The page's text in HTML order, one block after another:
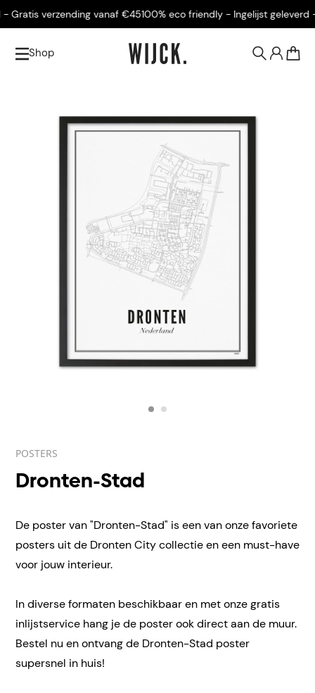
verzending vanaf €45100% eco friendly - Ingelijst geleverd -
Shop
POSTERS
Dronten-Stad
De poster van "Dronten-Stad" is een van onze favoriete
posters uit de Dronten City collectie en een must-have
voor jouw interieur.
In diverse formaten beschikbaar en met onze gratis
inlijstservice hang je de poster ook direct aan de muur.
Bestel nu en ontvang de Dronten-Stad poster
supersnel in huis!